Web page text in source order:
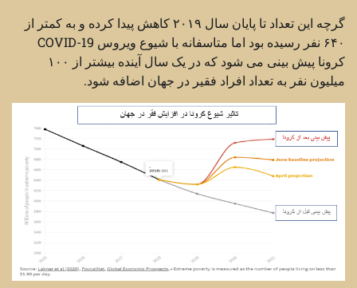
گرچه این تعداد تا پایان سال ۲۰۱۹ کاهش پیدا کرده و به کمتر از
کرونا پیش بینی می شود که در یک سال آینده بیشتر از ۱۰۰
میلیون نفر به تعداد افراد فقیر در جهان اضافه شود.